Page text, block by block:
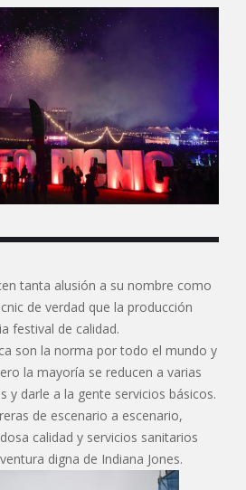
tanta alusión a su nombre como
de verdad que la producción
festival de calidad.
son la norma por todo el mundo y
la mayoría se reducen a varias
y darle a la gente servicios básicos.
de escenario a escenario,
calidad y servicios sanitarios
digna de Indiana Jones.